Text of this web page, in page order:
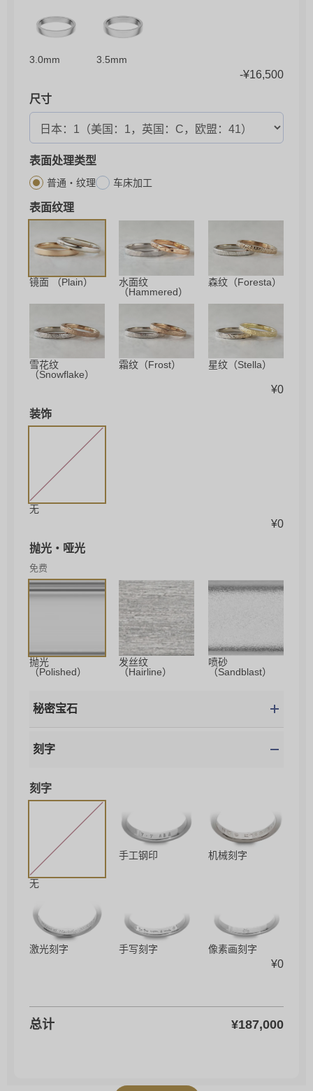
3.0mm 3.5mm
-¥16,500
尺寸
表面处理类型
普通・纹理 车床加工
表面纹理
镜面 （Plain）
水面纹
（Hammered）
森纹（Foresta）
雪花纹
（Snowflake）
霜纹（Frost） 星纹（Stella）
¥0
装饰
无
¥0
抛光・哑光
免费
抛光
（Polished）
发丝纹
（Hairline）
喷砂
（Sandblast）
秘密宝石
刻字
刻字
无
手工钢印 机械刻字
激光刻字 手写刻字 像素画刻字
¥0
总计 ¥187,000